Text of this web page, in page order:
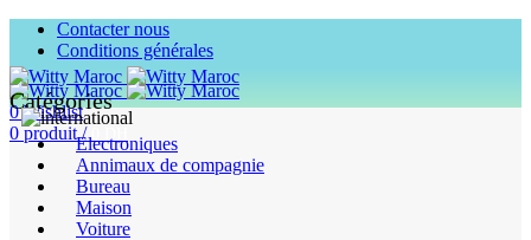
Contacter nous
Conditions générales
0Wishlist
0produit / DH
Catégories
Electroniques
Annimaux de compagnie
Bureau
Maison
Voiture